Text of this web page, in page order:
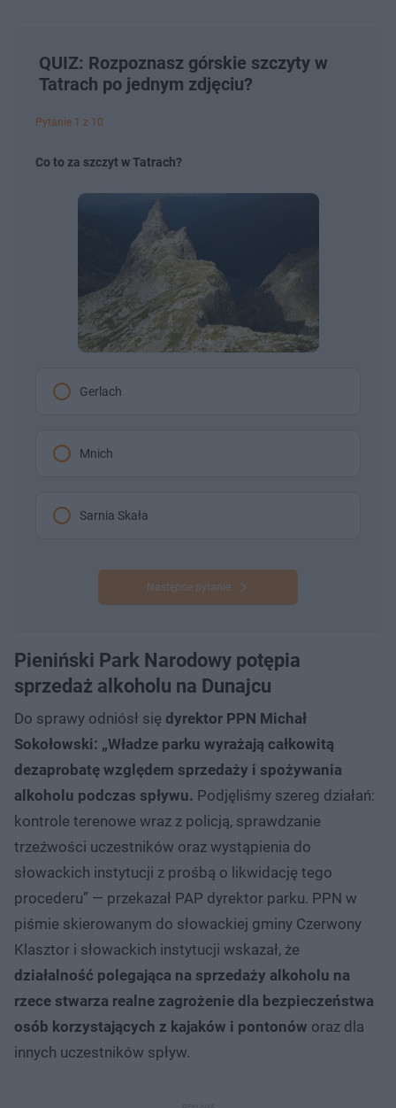
QUIZ: Rozpoznasz górskie szczyty w
Tatrach po jednym zdjęciu?
Pytanie 1 z 10
Co to za szczyt w Tatrach?
Gerlach
Mnich
Sarnia Skała
Następne pytanie
Pieniński Park Narodowy potępia
sprzedaż alkoholu na Dunajcu
Do sprawy odniósł się dyrektor PPN Michał
Sokołowski: „Władze parku wyrażają całkowitą
dezaprobatę względem sprzedaży i spożywania
alkoholu podczas spływu. Podjęliśmy szereg działań:
kontrole terenowe wraz z policją, sprawdzanie
trzeźwości uczestników oraz wystąpienia do
słowackich instytucji z prośbą o likwidację tego
procederu” — przekazał PAP dyrektor parku. PPN w
piśmie skierowanym do słowackiej gminy Czerwony
Klasztor i słowackich instytucji wskazał, że
działalność polegająca na sprzedaży alkoholu na
rzece stwarza realne zagrożenie dla bezpieczeństwa
osób korzystających z kajaków i pontonów oraz dla
innych uczestników spływ.